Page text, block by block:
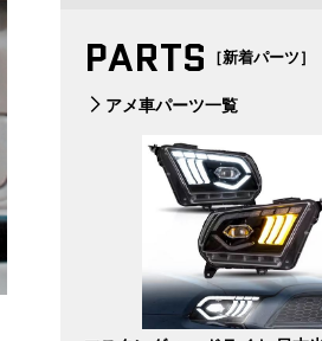
PARTS ［新着パーツ］
アメ車パーツ一覧